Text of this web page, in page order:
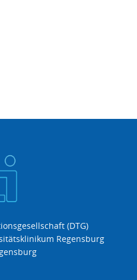
(DTG)
Regensburg